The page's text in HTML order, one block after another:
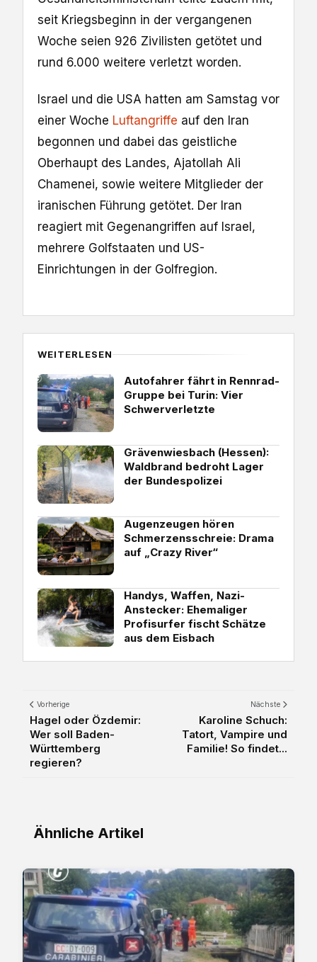
seit Kriegsbeginn in der vergangenen
Woche seien 926 Zivilisten getötet und
rund 6.000 weitere verletzt worden.
Israel und die USA hatten am Samstag vor
einer Woche Luftangriffe auf den Iran
begonnen und dabei das geistliche
Oberhaupt des Landes, Ajatollah Ali
Chamenei, sowie weitere Mitglieder der
iranischen Führung getötet. Der Iran
reagiert mit Gegenangriffen auf Israel,
mehrere Golfstaaten und US-
Einrichtungen in der Golfregion.
WEITERLESEN
Autofahrer fährt in Rennrad-
Gruppe bei Turin: Vier
Schwerverletzte
Grävenwiesbach (Hessen):
Waldbrand bedroht Lager
der Bundespolizei
Augenzeugen hören
Schmerzensschreie: Drama
auf „Crazy River“
Handys, Waffen, Nazi-
Anstecker: Ehemaliger
Profisurfer fischt Schätze
aus dem Eisbach
Vorherige
Hagel oder Özdemir:
Wer soll Baden-
Württemberg
regieren?
Nächste
Karoline Schuch:
Tatort, Vampire und
Familie! So findet...
Ähnliche Artikel